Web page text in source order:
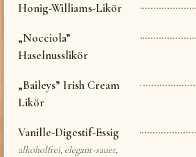
Honig-Williams-Likör
„Nocciola”
Haselnusslikör
„Baileys” Irish Cream
Likör
Vanille-Digestif-Essig
alkoholfrei, elegant-sauer,